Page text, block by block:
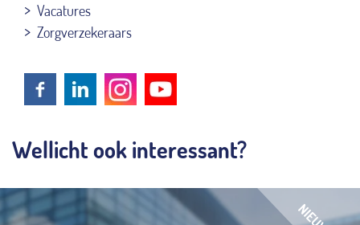
Vacatures
Zorgverzekeraars
Wellicht ook interessant?